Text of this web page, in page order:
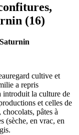
(16)
cultive et
a repris
introduit la culture de
et celles de
pâtes à
(sèche, en vrac, en